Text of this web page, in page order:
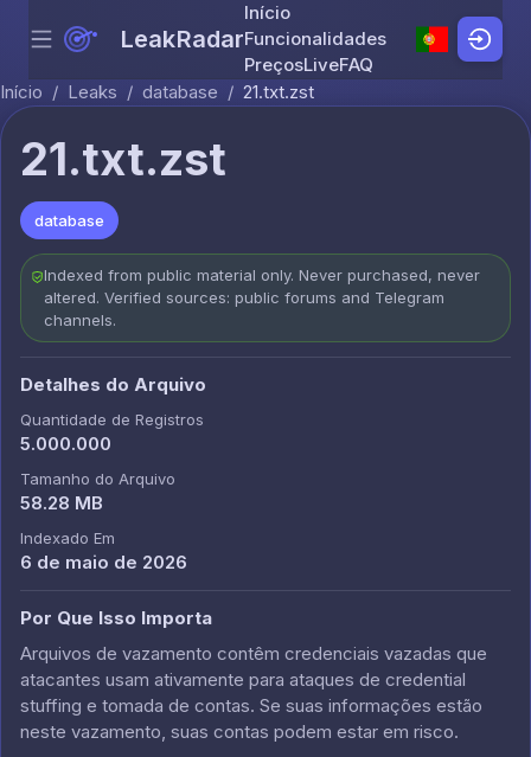
Skip to content
Menu LeakRadar
Início
Funcionalidades
PreçosLiveFAQ
Início / Leaks / database / 21.txt.zst
21.txt.zst
database
Indexed from public material only. Never purchased, never
altered. Verified sources: public forums and Telegram
channels.
Detalhes do Arquivo
Quantidade de Registros
5.000.000
Tamanho do Arquivo
58.28 MB
Indexado Em
6 de maio de 2026
Por Que Isso Importa
Arquivos de vazamento contêm credenciais vazadas que
atacantes usam ativamente para ataques de credential
stuffing e tomada de contas. Se suas informações estão
neste vazamento, suas contas podem estar em risco.